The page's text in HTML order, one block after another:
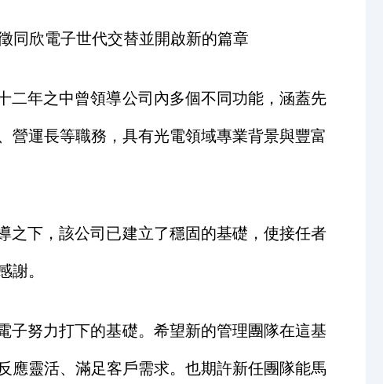
同欣電子世代交替並開啟新的篇章
二年之中曾領導公司內多個不同功能，涵蓋先
營運長等職務，具有光電領域專業背景與豐富
之下，該公司已建立了穩固的基礎，使接任者
謝。
子努力打下的基礎。希望新的管理團隊在這基
應靈活、滿足客戶需求。也期許新任團隊能馬